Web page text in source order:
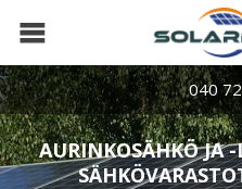
040
AURINKOSÄHKÖ JA